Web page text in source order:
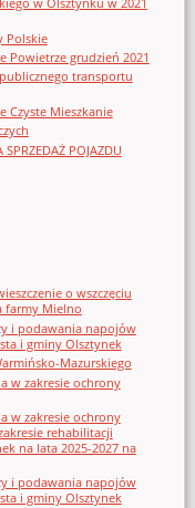
Polskie
Powietrze grudzień 2021
transportu
Czyste Mieszkanie
POJAZDU
o wszczęciu
farmy Mielno
i podawania napojów
i gminy Olsztynek
Mazurskiego
w zakresie ochrony
w zakresie ochrony
rehabilitacji
na lata 2025-2027 na
i podawania napojów
i gminy Olsztynek